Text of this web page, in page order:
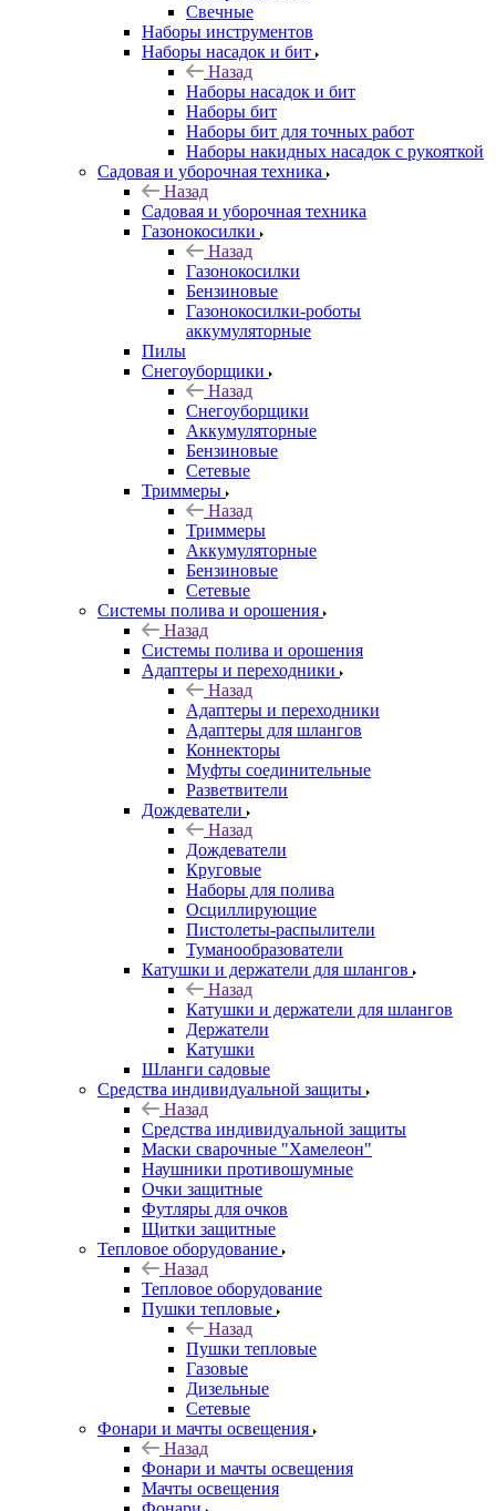
Свечные
Наборы инструментов
Наборы насадок и бит
Назад
Наборы насадок и бит
Наборы бит
Наборы бит для точных работ
Наборы накидных насадок с рукояткой
Садовая и уборочная техника
Назад
Садовая и уборочная техника
Газонокосилки
Назад
Газонокосилки
Бензиновые
Газонокосилки-роботы
аккумуляторные
Пилы
Снегоуборщики
Назад
Снегоуборщики
Аккумуляторные
Бензиновые
Сетевые
Триммеры
Назад
Триммеры
Аккумуляторные
Бензиновые
Сетевые
Системы полива и орошения
Назад
Системы полива и орошения
Адаптеры и переходники
Назад
Адаптеры и переходники
Адаптеры для шлангов
Коннекторы
Муфты соединительные
Разветвители
Дождеватели
Назад
Дождеватели
Круговые
Наборы для полива
Осциллирующие
Пистолеты-распылители
Туманообразователи
Катушки и держатели для шлангов
Назад
Катушки и держатели для шлангов
Держатели
Катушки
Шланги садовые
Средства индивидуальной защиты
Назад
Средства индивидуальной защиты
Маски сварочные "Хамелеон"
Наушники противошумные
Очки защитные
Футляры для очков
Щитки защитные
Тепловое оборудование
Назад
Тепловое оборудование
Пушки тепловые
Назад
Пушки тепловые
Газовые
Дизельные
Сетевые
Фонари и мачты освещения
Назад
Фонари и мачты освещения
Мачты освещения